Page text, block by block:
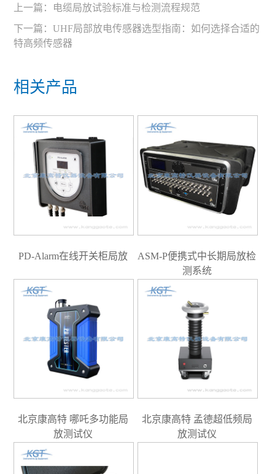
上一篇： 电缆局放试验标准与检测流程规范
下一篇：UHF局部放电传感器选型指南：如何选择合适的
特高频传感器
相关产品
PD-Alarm在线开关柜局放
ASM-P便携式中长期局放检
测系统
北京康高特 哪吒多功能局
放测试仪
北京康高特 孟德超低频局
放测试仪